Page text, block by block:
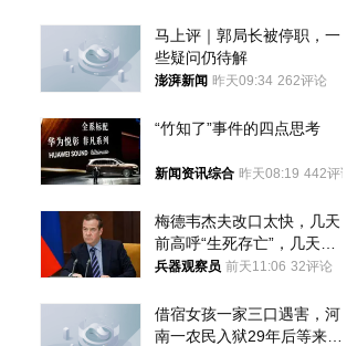
马上评｜郭局长被停职，一
些疑问仍待解
澎湃新闻 昨天09:34 262评论
“竹知了”事件的四点思考
新闻资讯综合 昨天08:19 442评论
梅德韦杰夫改口太快，几天
前高呼“生死存亡”，几天后
又换了一个说法
兵器观察员 前天11:06 32评论
借宿女孩一家三口遇害，河
南一农民入狱29年后等来无